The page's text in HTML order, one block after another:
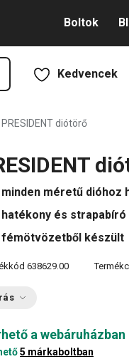
Boltok
Kedvencek
PRESIDENT diótörő
minden méretű dióhoz
hatékony és strapabíró
fémötvözetből készült
638629.00
a webáruházban
5 márkaboltban